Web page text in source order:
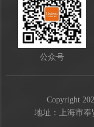
公众号
Copyright
地址：上海市奉